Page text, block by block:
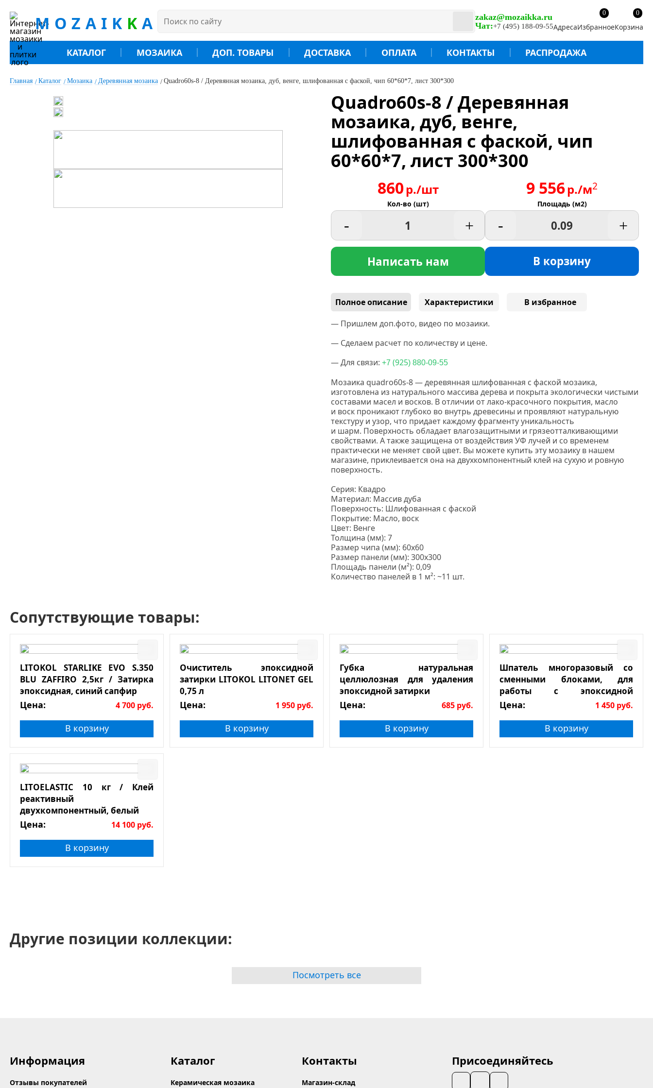
MOZAIK K A
zakaz@mozaikka.ru
Чат:+7 (495) 188-09-55Адреса
0
ИзбранноеКорзина
0
КАТАЛОГ МОЗАИКА ДОП. ТОВАРЫ ДОСТАВКА ОПЛАТА КОНТАКТЫ РАСПРОДАЖА
Главная Каталог Мозаика Деревянная мозаика Quadro60s-8 / Деревянная мозаика, дуб, венге, шлифованная с фаской, чип 60*60*7, лист 300*300
Quadro60s-8 / Деревянная
мозаика, дуб, венге,
шлифованная с фаской, чип
60*60*7, лист 300*300
860р./шт
Кол-во (шт)
- +
Написать нам
9 556р./м2
Площадь (м2)
- +
В корзину
Полное описание Характеристики
В избранное
— Пришлем доп.фото, видео по мозаики.
— Сделаем расчет по количеству и цене.
— Для связи: +7 (925) 880-09-55
Мозаика quadro60s-8 — деревянная шлифованная с фаской мозаика,
изготовлена из натурального массива дерева и покрыта экологически чистыми
составами масел и восков. В отличии от лако-красочного покрытия, масло
и воск проникают глубоко во внутрь древесины и проявляют натуральную
текстуру и узор, что придает каждому фрагменту уникальность
и шарм. Поверхность обладает влагозащитными и грязеотталкивающими
свойствами. А также защищена от воздействия УФ лучей и со временем
практически не меняет свой цвет. Вы можете купить эту мозаику в нашем
магазине, приклеивается она на двухкомпонентный клей на сухую и ровную
поверхность.
Серия: Квадро
Материал: Массив дуба
Поверхность: Шлифованная с фаской
Покрытие: Масло, воск
Цвет: Венге
Толщина (мм): 7
Размер чипа (мм): 60х60
Размер панели (мм): 300х300
Площадь панели (м²): 0,09
Количество панелей в 1 м²: ~11 шт.
Сопутствующие товары:
LITOKOL STARLIKE EVO S.350
BLU ZAFFIRO 2,5кг / Затирка
эпоксидная, синий сапфир
Цена: 4 700 руб.
В корзину
Очиститель эпоксидной
затирки LITOKOL LITONET GEL
0,75 л
Цена: 1 950 руб.
В корзину
Губка натуральная
целлюлозная для удаления
эпоксидной затирки
Цена: 685 руб.
В корзину
Шпатель многоразовый со
сменными блоками, для
работы с эпоксидной
затиркой
Цена: 1 450 руб.
В корзину
LITOELASTIC 10 кг / Клей
реактивный
двухкомпонентный, белый
Цена: 14 100 руб.
В корзину
Другие позиции коллекции:
Посмотреть все
Информация
Отзывы покупателей
Каталог
Керамическая мозаика
Контакты
Магазин-склад
Присоединяйтесь